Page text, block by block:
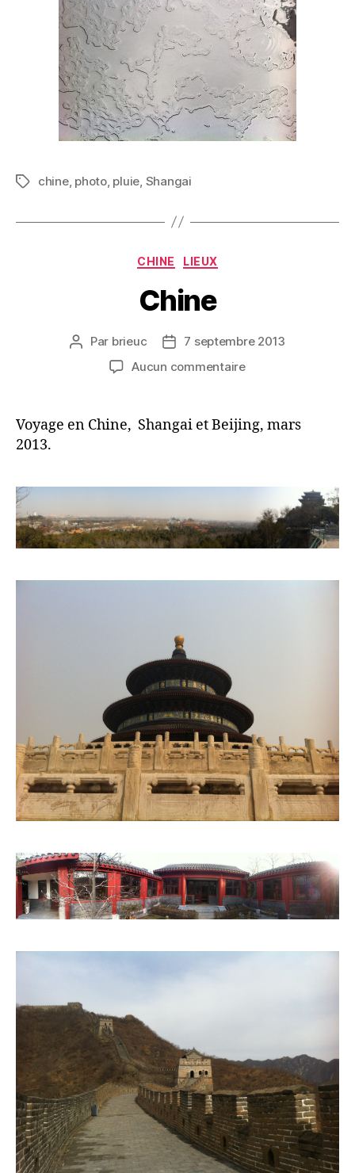
Étiquettes
chine, photo, pluie Shangai
Catégories
CHINE LIEUX
Chine
Auteur
l’article
Par brieuc
Date7 septembre 2013
Aucun commentairesur
Voyage en Chine, Shangai et Beijing, mars
2013.